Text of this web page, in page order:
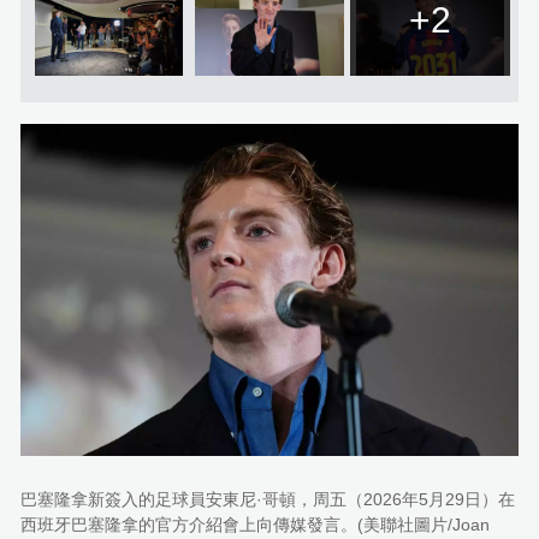
+2
巴塞隆拿新簽入的足球員安東尼·哥頓，周五（2026年5月29日）在
西班牙巴塞隆拿的官方介紹會上向傳媒發言。(美聯社圖片/Joan